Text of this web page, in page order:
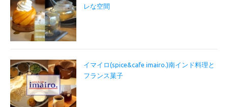
レな空間
イマイロ(spice&cafe imairo.)南インド料理と
フランス菓子